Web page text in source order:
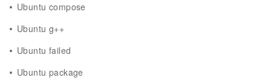
Ubuntu compose
Ubuntu g++
Ubuntu failed
Ubuntu package